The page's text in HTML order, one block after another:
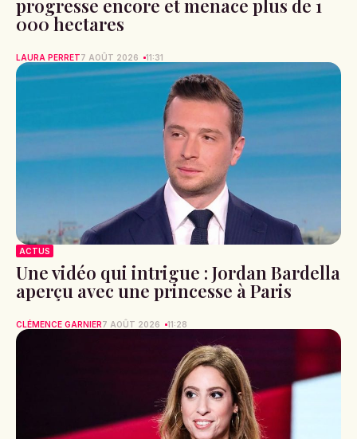
progresse encore et menace plus de 1
000 hectares
LAURA PERRET7 AOÛT 2026 11:31
ACTUS
Une vidéo qui intrigue : Jordan Bardella
aperçu avec une princesse à Paris
CLÉMENCE GARNIER7 AOÛT 2026 11:28